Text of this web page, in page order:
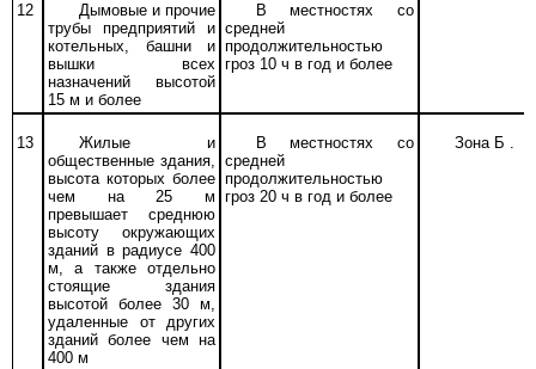
12
Дымовые и прочие
трубы предприятий и
котельных, башни и
вышки всех
назначений высотой
15 м и более
В местностях со
средней
продолжительностью
гроз 10 ч в год и более
13
Жилые и
общественные здания,
высота которых более
чем на 25 м
превышает среднюю
высоту окружающих
зданий в радиусе 400
м, а также отдельно
стоящие здания
высотой более 30 м,
удаленные от других
зданий более чем на
400 м
В местностях со
средней
продолжительностью
гроз 20 ч в год и более
Зона Б .